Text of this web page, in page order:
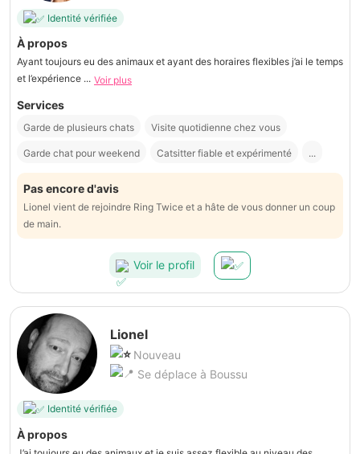
Identité vérifiée
À propos
Ayant toujours eu des animaux et ayant des horaires flexibles j’ai le temps
et l’expérience ... Voir plus
Services
Garde de plusieurs chats Visite quotidienne chez vous
Garde chat pour weekend Catsitter fiable et expérimenté ...
Pas encore d'avis
Lionel vient de rejoindre Ring Twice et a hâte de vous donner un coup
de main.
Voir le profil
Lionel
Nouveau
Se déplace à Boussu
Identité vérifiée
À propos